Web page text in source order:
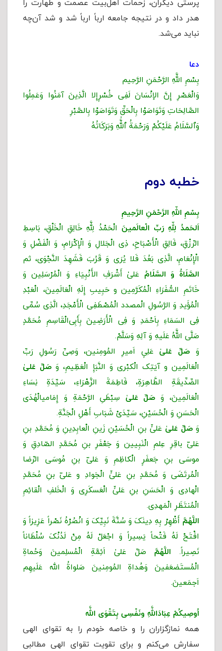
پرستی دیگران، زحمات اهل‌بیت عصمت و طهارت را
هدر داد و در نتیجه جامعه ارباً ارباً شد و شد آن‌چه
نباید می‌شد.
دعا
بِسْمِ اللَّهِ الرَّحْمَنِ الرَّحِیم
وَالْعَصْرِ إِنَّ الإنْسَانَ لَفِی خُسْرٍإِلا الَّذِینَ آمَنُوا وَعَمِلُوا
الصَّالِحَاتِ وَتَوَاصَوْا بِالْحَقِّ وَتَوَاصَوْا بِالصَّبْرِ
وَٱلسَّلَامُ عَلَيْكُمْ وَرَحْمَةُ ٱللَّٰهِ وَبَرَكَاتُهُ
خطبه دوم
بِسْمِ اللّهِ الرَّحْمَنِ الرَّحِیمِ
اَلحَمدُ لِلّهِ رَبِّ الْعالَمینَ الْحَمْدُ لِلَّهِ خَالِقِ الْخَلْقِ، بَاسِطِ
الرِّزْقِ، فَالِقِ الْأَصْبَاحِ، ذِی الْجَلالِ وَ الْإِکْرَامِ، وَ الْفَضْلِ وَ
الْإِنْعَامِ، الَّذِی بَعُدَ فَلا یُرَى وَ قَرُبَ فَشَهِدَ النَّجْوَى، ثم
الصَّلَاةُ وَ السَّلَامُ عَلیٰ أَشْرَفِ الأَنْبِیَاءِ وَ الْمُرْسَلِین وَ
خَاتَمِ السُّفَرَاءِ الْمُکَرَّمِین و حَبِیبِ إِلَهِ الْعَالَمِینَ، الْعَبْدِ
الْمُؤَیدِ وَ الرَّسُولِ الْمصدد الْمُصْطَفِی الْأَمْجَدِ، الَّذِی سُمِّی
فِی السَمَاءِ بِاَحْمَدِ وَ فِی الْأَرَضِینَ بِأَبِی‌الْقَاسِمِ مُحَمَّدٍ
صَلَّى اللَّهُ عَلَیهِ وَ آلِهِ وَسَلَّمْ.
وَ صَلِّ عَلیٰ عَلِیٍ اَمیرِ المُومِنین، وَصِیِّ رَسُولِ رَبِّ
الْعَالَمِین و آیَتِک الْکبْرى وَ النَّبَإِ الْعَظِیمِ، وَ صَلِّ عَلیٰ
الصِّدِّیقَةِ الطَّاهِرَةِ، فَاطِمَةَ الزَّهْرَاءِ، سَیِّدَةِ نِسَاءِ
الْعَالَمِینَ، وَ صَلِّ عَلیٰ سِبْطَیِ الرَّحْمَةِ وَ إِمَامی‏‏الْهُدَى
الْحَسَنِ وَ الْحُسَیْنِ، سَیِّدَیْ شَبَابِ أَهْلِ الْجَنَّةِ.
وَصَلِّ عَلیٰ عَلىٍّ بنِ الْحُسَیْنِ زَینِ ‌الْعابِدِینِ وَ مُحَمَّدِ بنِ
عَلىّ باقِرِ عِلمِ الْنَبِیین وَ جَعْفَرِ بنِ مُحَمَّدٍ الصّادِقِ وَ
موسَی بنِ جَعفَرٍ الْکاظِمِ وَ عَلىّ بنِ مُوسَی الرِّضا
الْمُرتَضَی وَ مُحَمَّدٍ بنِ عَلىٍّ الْجَوادِ و عَلىّ‌ بنِ‌ مُحَمَّدٍ
الْهادِی وَ الْحَسَنِ بنِ عَلىٍّ الْعَسکَرِی وَ الْخَلفِ الْقائِمِ
الْمُنتَظَرِ الْمَهدِی.
اللَّهُمَّ أَظْهِرْ بِهِ دِینَکَ وَ سُنَّةَ نَبِیِّکَ وَ انْصُرْهُ نَصْراً عَزِیزاً وَ
افْتَحْ لَهُ فَتْحاً یَسِیراً وَ اجْعَلْ لَهُ مِنْ لَدُنْکَ سُلْطَاناً
نَصِیراً. اللَّهُمَّ صَلِّ عَلیٰ اَئِمَّةِ الْمُسلِمینَ وَحُماةِ
الْمُستَضعَفینَ وَهُداةِ المُومِنینَ صَلواةُ الله عَلَیهِم
اَجمَعینَ.
اُوصِیكُمْ عِبَادَاللَّهِ ونَفْسِی بِتَقْوَى اللَّه
همه نمازگزاران را و خاصه خودم را به تقوای الهی
سفارش می‌کنم و برای تقویت تقوای الهی مطالبی